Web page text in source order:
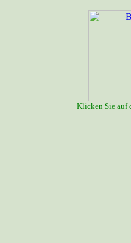
Klicken Sie auf